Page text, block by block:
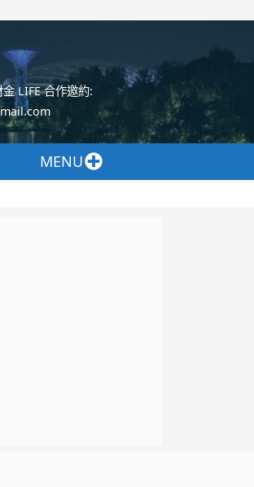
LIFE 合作邀約:
MENU